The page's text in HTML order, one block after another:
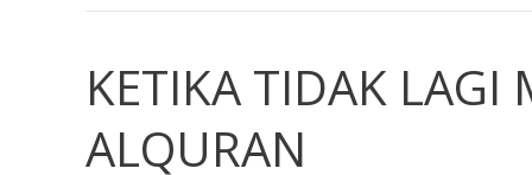
KETIKA TIDAK LAGI
ALQURAN
KETIKA
TIDAK
LAGI
MOOD